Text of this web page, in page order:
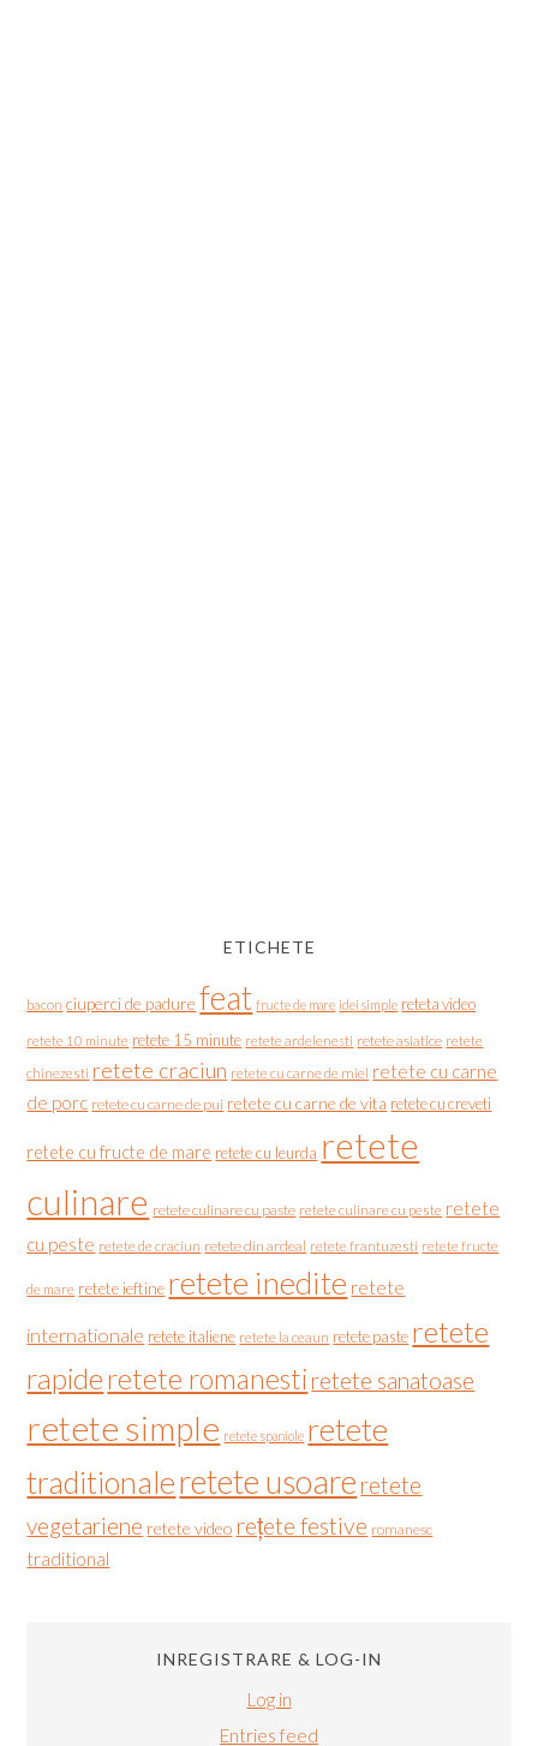
ETICHETE
bacon ciuperci de padure feat fructe de mare idei simple reteta video
retete 10 minute retete 15 minute retete ardelenesti retete asiatice retete
chinezesti retete craciun retete cu carne de miel retete cu carne
de porc retete cu carne de pui retete cu carne de vita retete cu creveti
retete cu fructe de mare retete cu leurda retete
culinare retete culinare cu paste retete culinare cu peste retete
cu peste retete de craciun retete din ardeal retete frantuzesti retete fructe
de mare retete ieftine retete inedite retete
internationale retete italiene retete la ceaun retete paste retete
rapideretete romanesti retete sanatoase
retete simple retete spaniole retete
traditionaleretete usoare retete
vegetariene retete video rețete festive romanesc
traditional
INREGISTRARE & LOG-IN
Log in
Entries feed